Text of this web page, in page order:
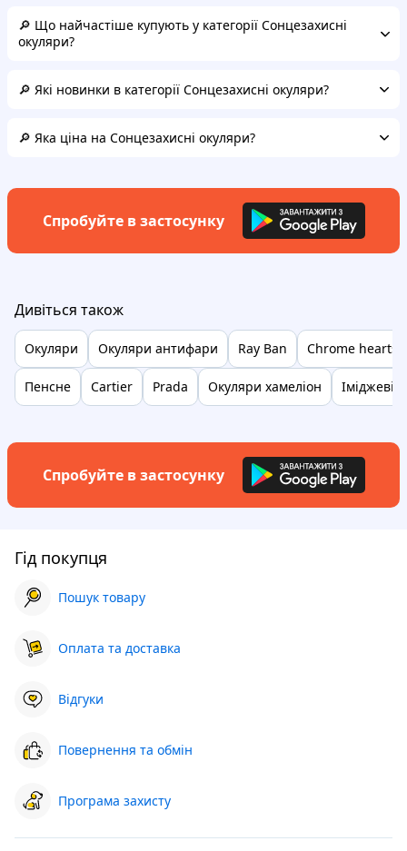
🔎 Що найчастіше купують у категорії Сонцезахисні
окуляри?
🔎 Які новинки в категорії Сонцезахисні окуляри?
🔎 Яка ціна на Сонцезахисні окуляри?
Спробуйте в застосунку
Дивіться також
Окуляри Окуляри антифари Ray Ban Chrome hearts
Пенсне Cartier Prada Окуляри хамеліон Іміджеві
Спробуйте в застосунку
Гід покупця
Пошук товару
Оплата та доставка
Відгуки
Повернення та обмін
Програма захисту